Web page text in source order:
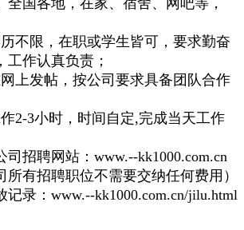
全国各地，在家、宿舍、网吧等，
不限，在职或学生皆可，要求勤奋
作认真负责；
上发帖，按公司要求具备团队合作
2-3小时，时间自定,完成当天工作
司招聘网站：www.--kk1000.com.cn
所有招聘职位不需要交纳任何费用）
记录：www.--kk1000.com.cn/jilu.html